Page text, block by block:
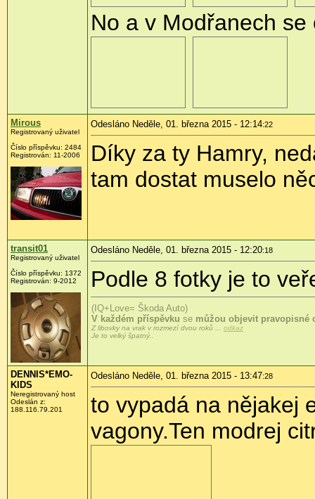
No a v Modřanech
Mirous
Registrovaný uživatel
Číslo příspěvku: 2484
Registrován: 11-2006
Odesláno Neděle, 01. března 2015 - 12:14:22
Díky za ty Hamry,
tam dostat muselo
transit01
Registrovaný uživatel
Číslo příspěvku: 1372
Registrován: 9-2012
Odesláno Neděle, 01. března 2015 - 12:20:18
Podle 8 fotky je to
(IQ+Love= Škoda Auto)
V každém příspěvku se můžou objevit pravopisné
Z libovky na vrak v rozmezí dvou roků ... odkaz
Je to velký špatný..
DENNIS*EMO-
KIDS
Neregistrovaný host
Odeslán z:
188.116.79.201
Odesláno Neděle, 01. března 2015 - 13:47:28
to vypadá na nějakej
vagony.Ten modrej